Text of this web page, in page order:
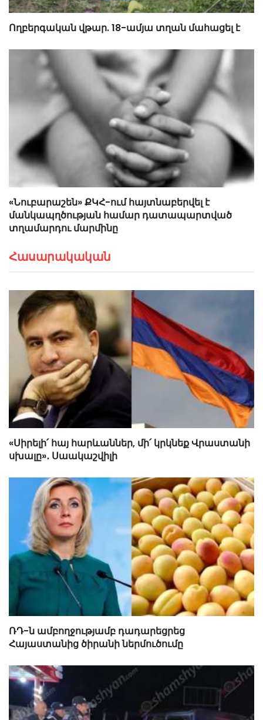
Ողբերգական վթար. 18-ամյա տղան մահացել է
«Նուբարաշեն» ՔԿՀ-ում հայտնաբերվել է
մանկապղծության համար դատապարտված
տղամարդու մարմինը
Հասարակական
«Սիրելի՛ հայ հարևաններ, մի՛ կրկնեք Վրաստանի
սխալը»․ Սաակաշվիլի
ՌԴ-ն ամբողջությամբ դադարեցրեց
Հայաստանից ծիրանի ներմուծումը